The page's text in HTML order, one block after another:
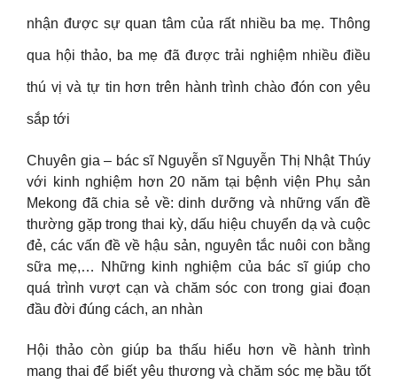
nhận được sự quan tâm của rất nhiều ba mẹ. Thông
qua hội thảo, ba mẹ đã được trải nghiệm nhiều điều
thú vị và tự tin hơn trên hành trình chào đón con yêu
sắp tới
Chuyên gia – bác sĩ Nguyễn sĩ Nguyễn Thị Nhật Thúy
với kinh nghiệm hơn 20 năm tại bệnh viện Phụ sản
Mekong đã chia sẻ về: dinh dưỡng và những vấn đề
thường gặp trong thai kỳ, dấu hiệu chuyển dạ và cuộc
đẻ, các vấn đề về hậu sản, nguyên tắc nuôi con bằng
sữa mẹ,… Những kinh nghiệm của bác sĩ giúp cho
quá trình vượt cạn và chăm sóc con trong giai đoạn
đầu đời đúng cách, an nhàn
Hội thảo còn giúp ba thấu hiểu hơn về hành trình
mang thai để biết yêu thương và chăm sóc mẹ bầu tốt